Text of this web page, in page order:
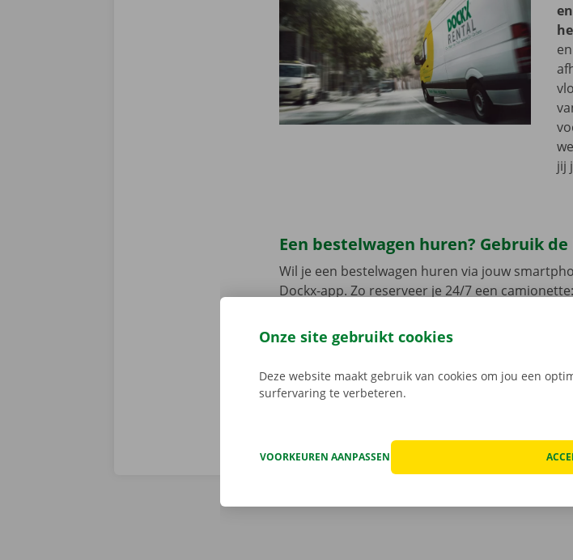
jij
Een bestelwagen huren? Gebruik de
Wil je een bestelwagen huren via jouw
Dockx-app. Zo reserveer je 24/7 een
Service Shop. Bij het ophalen open je de
sleutel. Download de gratis app voor
Onze site gebruikt cookies
Deze website maakt gebruik van cookies om jou een
surfervaring te verbeteren.
VOORKEUREN AANPASSEN